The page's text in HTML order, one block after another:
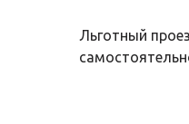
Льготный